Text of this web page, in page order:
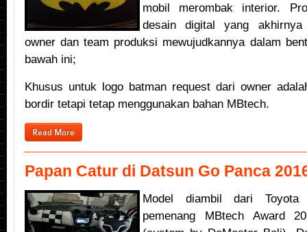
mobil merombak interior.
desain digital yang
owner dan team produksi mewujudkannya dalam
bawah ini;
Khusus untuk logo batman request dari owner
bordir tetapi tetap menggunakan bahan MBtech.
Read More
Papan Catur di Datsun Go Panca
Model diambil dari
pemenang MBtech Award